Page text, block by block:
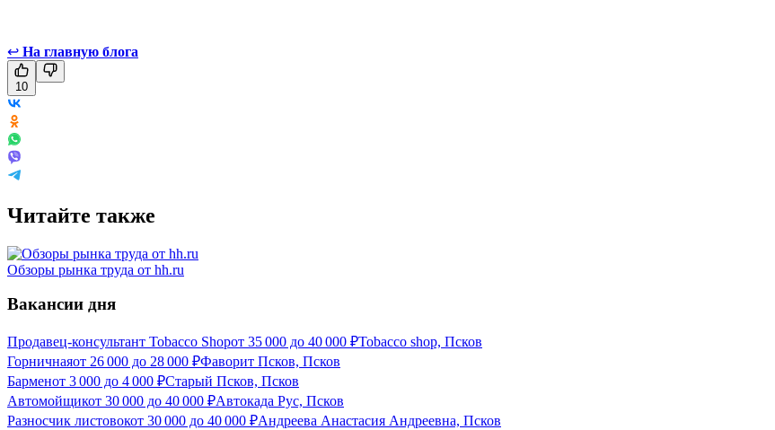
↩ На главную блога
10
Читайте также
Обзоры рынка труда от hh.ru
Вакансии дня
Продавец-консультант Tobacco Shopот 35 000 до 40 000 ₽Tobacco shop, Псков
Горничнаяот 26 000 до 28 000 ₽Фаворит Псков, Псков
Барменот 3 000 до 4 000 ₽Старый Псков, Псков
Автомойщикот 30 000 до 40 000 ₽Автокада Рус, Псков
Разносчик листовокот 30 000 до 40 000 ₽Андреева Анастасия Андреевна, Псков